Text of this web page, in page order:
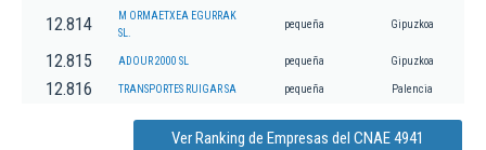
12.814
M ORMAETXEA EGURRAK
SL.
pequeña Gipuzkoa
12.815 ADOUR 2000 SL pequeña Gipuzkoa
12.816 TRANSPORTES RUIGAR SA pequeña Palencia
Ver Ranking de Empresas del CNAE 4941